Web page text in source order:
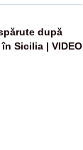
după
Sicilia | VIDEO